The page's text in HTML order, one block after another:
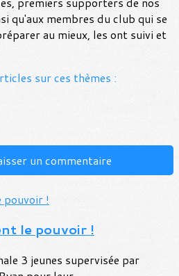
qu'aux membres du club qui se
au mieux, les ont suivi et
sur ces thèmes :
un commentaire
le pouvoir !
3 jeunes supervisée par